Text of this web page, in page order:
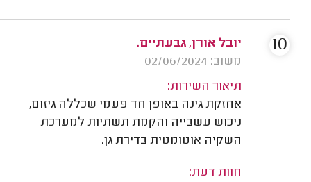
יובל אורן, גבעתיים.
משוב: 02/06/2024
תיאור השירות:
אחזקת גינה באופן חד פעמי שכללה גיזום,
ניכוש עשבייה והקמת תשתיות למערכת
השקיה אוטומטית בדירת גן.
חוות דעת:
10